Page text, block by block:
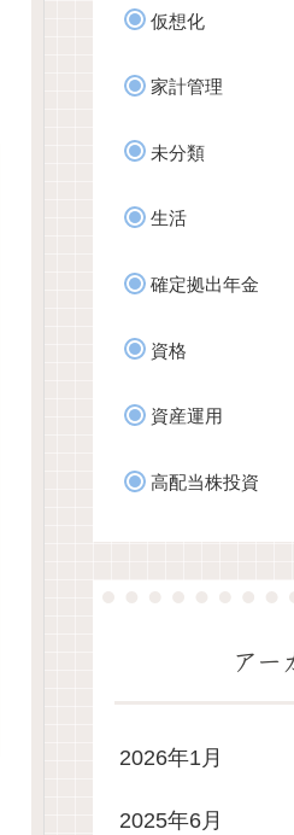
仮想化
家計管理
未分類
生活
確定拠出年金
資格
資産運用
高配当株投資
アー
2026年1月
2025年6月